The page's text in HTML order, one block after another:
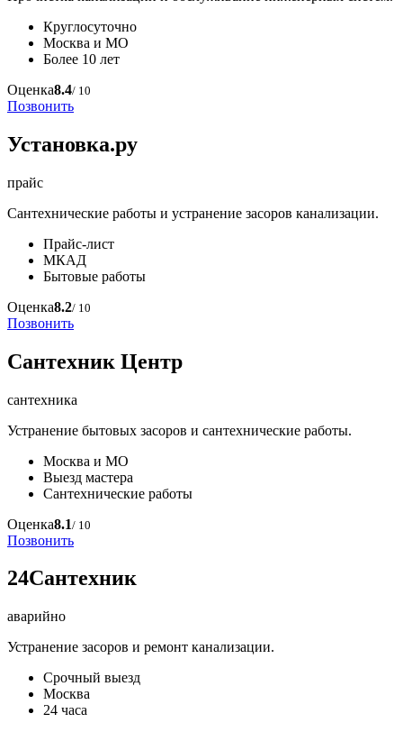
Круглосуточно
Москва и МО
Более 10 лет
Оценка8.4/ 10
Позвонить
Установка.ру
прайс
Сантехнические работы и устранение засоров канализации.
Прайс-лист
МКАД
Бытовые работы
Оценка8.2/ 10
Позвонить
Сантехник Центр
сантехника
Устранение бытовых засоров и сантехнические работы.
Москва и МО
Выезд мастера
Сантехнические работы
Оценка8.1/ 10
Позвонить
24Сантехник
аварийно
Устранение засоров и ремонт канализации.
Срочный выезд
Москва
24 часа